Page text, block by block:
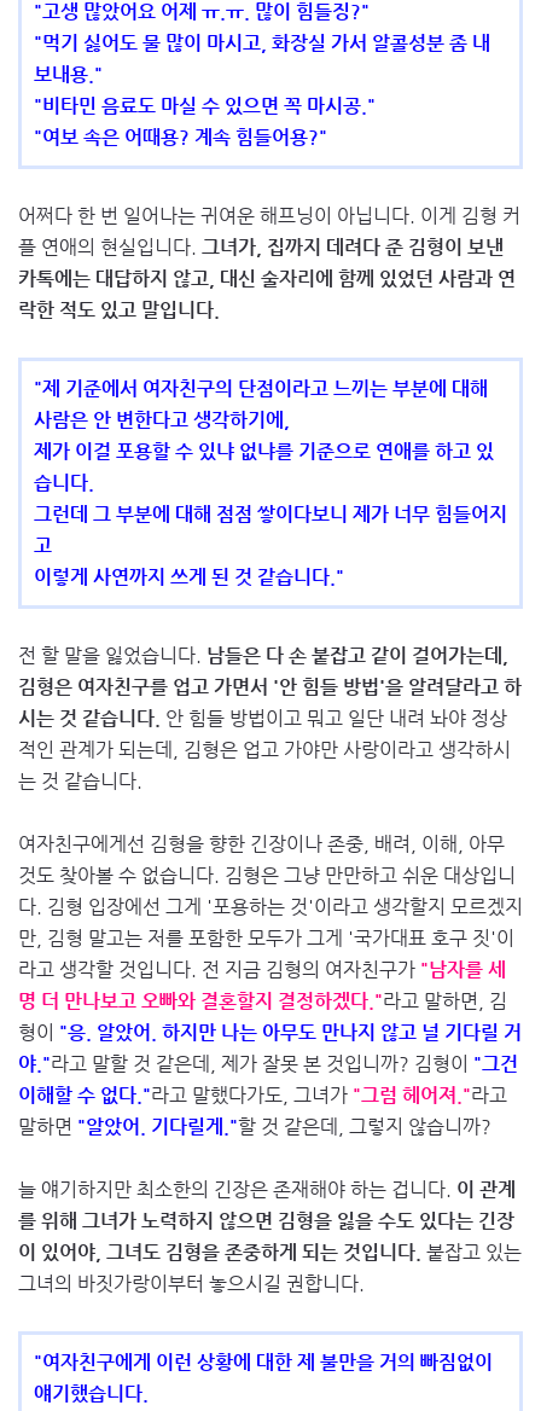
"고생 많았어요 어제 ㅠ.ㅠ. 많이 힘들징?"
"먹기 싫어도 물 많이 마시고, 화장실 가서 알콜성분 좀 내
보내용."
"비타민 음료도 마실 수 있으면 꼭 마시공."
"여보 속은 어때용? 계속 힘들어용?"
어쩌다 한 번 일어나는 귀여운 해프닝이 아닙니다. 이게 김형 커
플 연애의 현실입니다. 그녀가, 집까지 데려다 준 김형이 보낸
카톡에는 대답하지 않고, 대신 술자리에 함께 있었던 사람과 연
락한 적도 있고 말입니다.
"제 기준에서 여자친구의 단점이라고 느끼는 부분에 대해
사람은 안 변한다고 생각하기에,
제가 이걸 포용할 수 있냐 없냐를 기준으로 연애를 하고 있
습니다.
그런데 그 부분에 대해 점점 쌓이다보니 제가 너무 힘들어지
고
이렇게 사연까지 쓰게 된 것 같습니다."
전 할 말을 잃었습니다. 남들은 다 손 붙잡고 같이 걸어가는데,
김형은 여자친구를 업고 가면서 '안 힘들 방법'을 알려달라고 하
시는 것 같습니다. 안 힘들 방법이고 뭐고 일단 내려 놔야 정상
적인 관계가 되는데, 김형은 업고 가야만 사랑이라고 생각하시
는 것 같습니다.
여자친구에게선 김형을 향한 긴장이나 존중, 배려, 이해, 아무
것도 찾아볼 수 없습니다. 김형은 그냥 만만하고 쉬운 대상입니
다. 김형 입장에선 그게 '포용하는 것'이라고 생각할지 모르겠지
만, 김형 말고는 저를 포함한 모두가 그게 '국가대표 호구 짓'이
라고 생각할 것입니다. 전 지금 김형의 여자친구가 "남자를 세
명 더 만나보고 오빠와 결혼할지 결정하겠다."라고 말하면, 김
형이 "응. 알았어. 하지만 나는 아무도 만나지 않고 널 기다릴 거
야."라고 말할 것 같은데, 제가 잘못 본 것입니까? 김형이 "그건
이해할 수 없다."라고 말했다가도, 그녀가 "그럼 헤어져."라고
말하면 "알았어. 기다릴게."할 것 같은데, 그렇지 않습니까?
늘 얘기하지만 최소한의 긴장은 존재해야 하는 겁니다. 이 관계
를 위해 그녀가 노력하지 않으면 김형을 잃을 수도 있다는 긴장
이 있어야, 그녀도 김형을 존중하게 되는 것입니다. 붙잡고 있는
그녀의 바짓가랑이부터 놓으시길 권합니다.
"여자친구에게 이런 상황에 대한 제 불만을 거의 빠짐없이
얘기했습니다.